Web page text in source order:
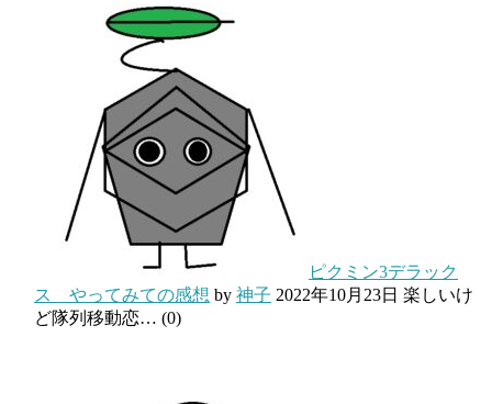
ピクミン3デラック
ス やってみての感想 by 神子 2022年10月23日 楽しいけ
ど隊列移動恋… (0)